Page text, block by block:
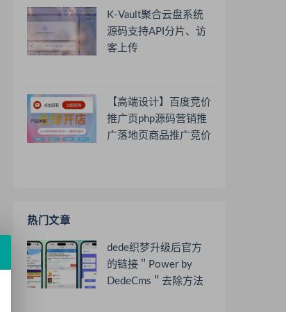
K-Vault聚合云盘系统
源码支持API分片、访
客上传
【高端设计】百度竞价
推广页php源码营销推
广落地页商品推广竞价
热门文章
dede织梦升级后官方
的链接＂Power by
DedeCms＂去除方法